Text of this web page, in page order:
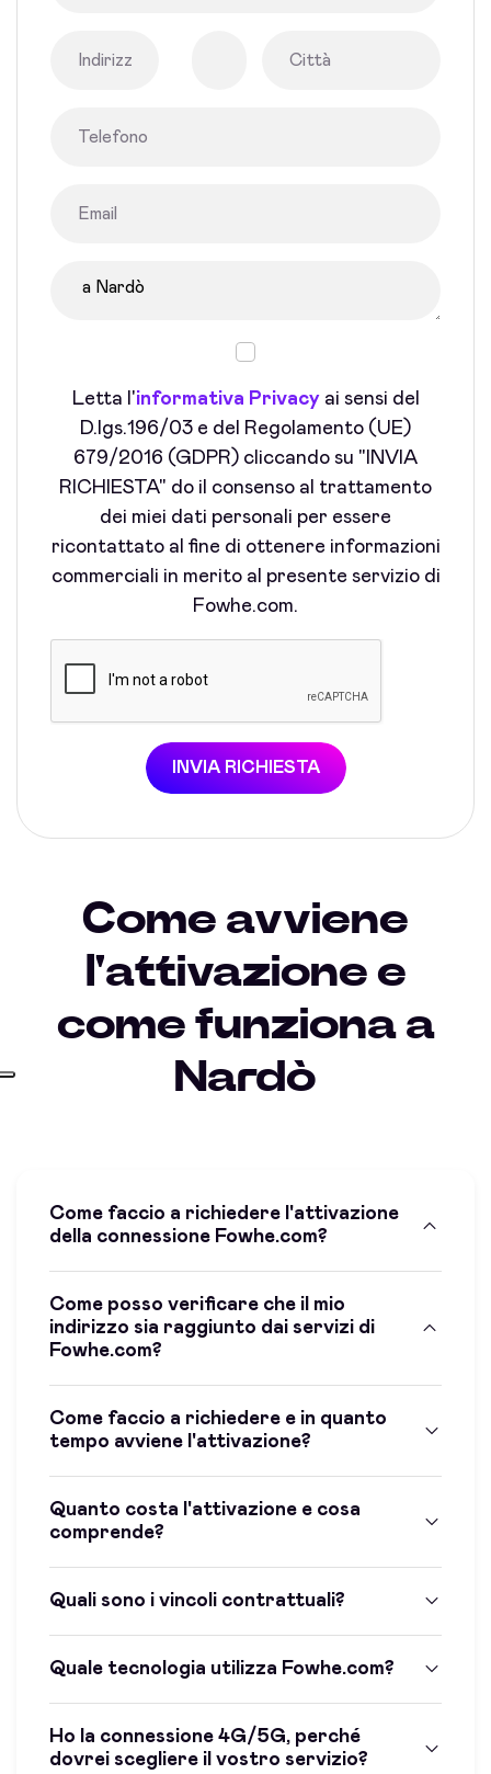
Letta l'informativa Privacyai sensi del
D.lgs.196/03 e del Regolamento (UE)
679/2016 (GDPR) cliccando su "INVIA
RICHIESTA" do il consenso al trattamento
dei miei dati personali per essere
ricontattato al fine di ottenere informazioni
commerciali in merito al presente servizio di
Fowhe.com.
INVIA RICHIESTA
Come avviene
l'attivazione e
come funziona a
Nardò
Come faccio a richiedere l'attivazione
della connessione Fowhe.com?
Come posso verificare che il mio
indirizzo sia raggiunto dai servizi di
Fowhe.com?
Come faccio a richiedere e in quanto
tempo avviene l'attivazione?
Quanto costa l'attivazione e cosa
comprende?
Quali sono i vincoli contrattuali?
Quale tecnologia utilizza Fowhe.com?
Ho la connessione 4G/5G, perché
dovrei scegliere il vostro servizio?